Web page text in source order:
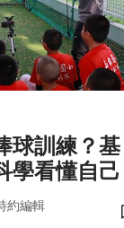
球訓練？基
學看懂自己
約編輯